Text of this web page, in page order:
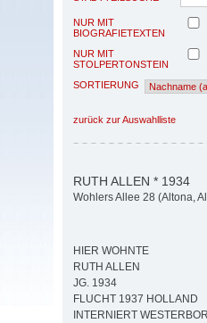
NUR MIT
BIOGRAFIETEXTEN
NUR MIT
STOLPERTONSTEIN
SORTIERUNG
zurück zur Auswahlliste
RUTH ALLEN * 1934
Wohlers Allee 28 (Altona,
HIER WOHNTE
RUTH ALLEN
JG. 1934
FLUCHT 1937 HOLLAND
INTERNIERT